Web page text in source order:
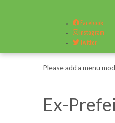
Facebook
Instagram
Twitter
Please add a menu
Ex-